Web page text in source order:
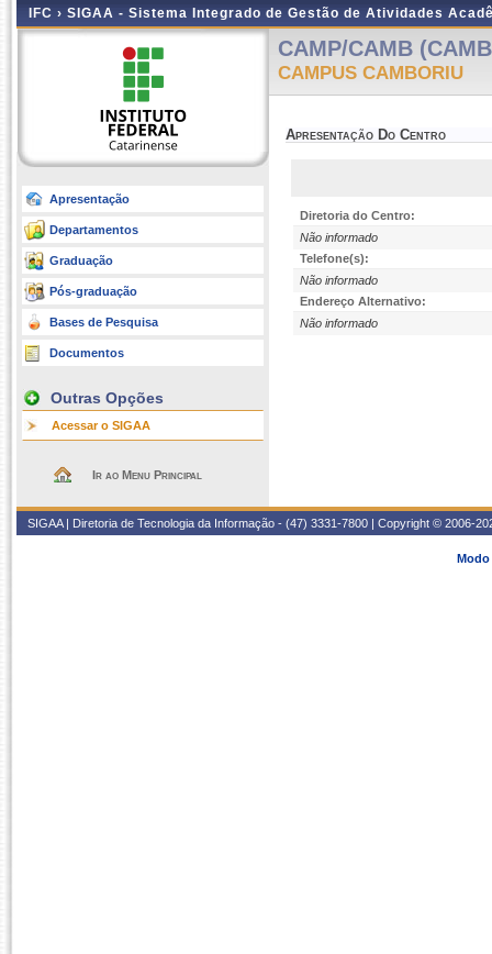
IFC › SIGAA - Sistema Integrado de Gestão de Atividades
Apresentação
Departamentos
Graduação
Pós-graduação
Bases de Pesquisa
Documentos
Outras Opções
Acessar o SIGAA
Ir ao Menu Principal
CAMP/CAMB
CAMPUS CAMBORIU
Apresentação Do Centro
Diretoria do Centro:
Não informado
Telefone(s):
Não informado
Endereço Alternativo:
Não informado
SIGAA | Diretoria de Tecnologia da Informação - (47) 3331-7800 | Copyright © 2006-
Modo